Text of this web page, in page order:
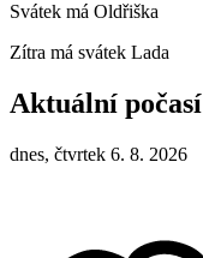
Svátek má Oldřiška
Zítra má svátek Lada
Aktuální počasí
dnes, čtvrtek 6. 8. 2026